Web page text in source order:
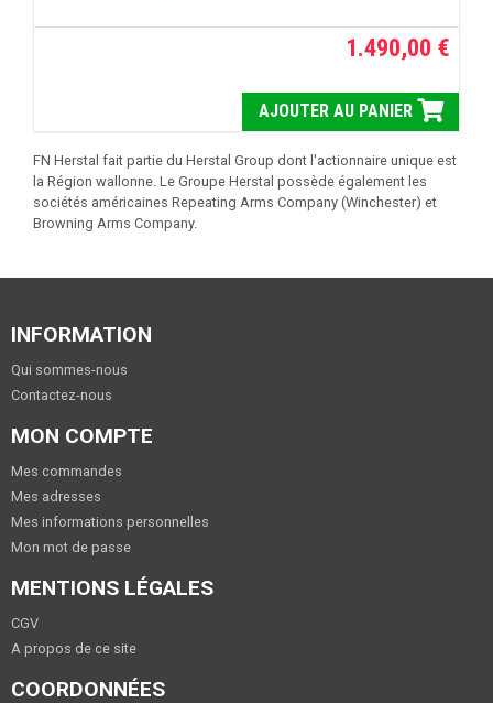
1.490,00 €
AJOUTER AU PANIER
FN Herstal fait partie du Herstal Group dont l'actionnaire unique est
la Région wallonne. Le Groupe Herstal possède également les
sociétés américaines Repeating Arms Company (Winchester) et
Browning Arms Company.
INFORMATION
Qui sommes-nous
Contactez-nous
MON COMPTE
Mes commandes
Mes adresses
Mes informations personnelles
Mon mot de passe
MENTIONS LÉGALES
CGV
A propos de ce site
COORDONNÉES